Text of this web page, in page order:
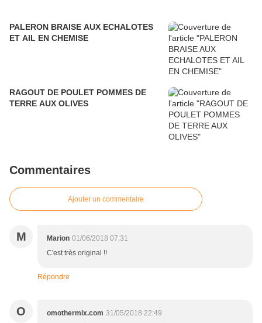
PALERON BRAISE AUX ECHALOTES
ET AIL EN CHEMISE
RAGOUT DE POULET POMMES DE
TERRE AUX OLIVES
Commentaires
Ajouter un commentaire
M Marion 01/06/2018 07:31
C'est très original !!
Répondre
O omothermix.com 31/05/2018 22:49